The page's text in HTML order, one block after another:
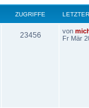
ZUGRIFFE
23456 von
Fr Mär